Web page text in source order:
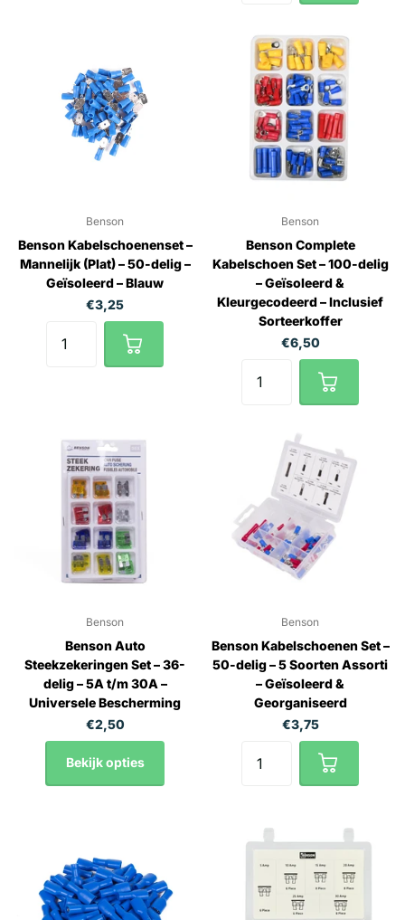
Benson
Benson Kabelschoenenset –
Mannelijk (Plat) – 50-delig –
Geïsoleerd – Blauw
€3,25
Benson
Benson Complete
Kabelschoen Set – 100-delig
– Geïsoleerd &
Kleurgecodeerd – Inclusief
Sorteerkoffer
€6,50
Benson
Benson Auto
Steekzekeringen Set – 36-
delig – 5A t/m 30A –
Universele Bescherming
€2,50
Bekijk opties
Benson
Benson Kabelschoenen Set –
50-delig – 5 Soorten Assorti
– Geïsoleerd &
Georganiseerd
€3,75